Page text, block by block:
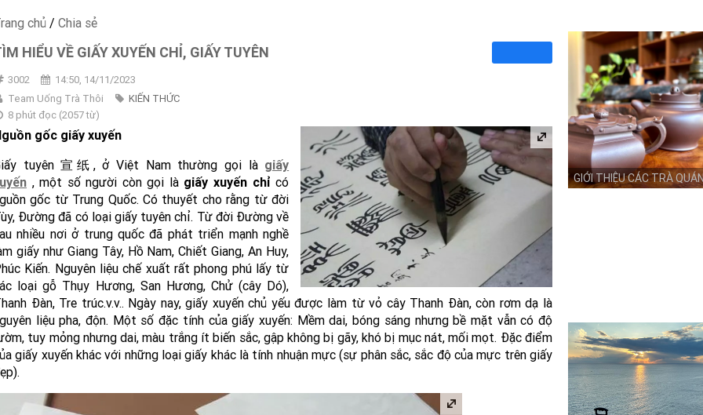
chủ / Chia sẻ
HIỂU VỀ GIẤY XUYẾN CHỈ, GIẤY TUYÊN
3002
14:50, 14/11/2023
Team Uống Trà Thôi
KIẾN THỨC
8 phút đọc(2057từ)
gốc giấy xuyến
tuyên 宣纸, ở Việt Nam thường gọi là giấy
, một số người còn gọi là giấy xuyến chỉ có
gốc từ Trung Quốc. Có thuyết cho rằng từ đời
Đường đã có loại giấy tuyên chỉ. Từ đời Đường về
nhiều nơi ở trung quốc đã phát triển mạnh nghề
giấy như Giang Tây, Hồ Nam, Chiết Giang, An Huy,
Kiến. Nguyên liệu chế xuất rất phong phú lấy từ
loại gỗ Thụy Hương, San Hương, Chử (cây Dó),
Đàn, Tre trúc.v.v.. Ngày nay, giấy xuyến chủ yếu được làm từ vỏ cây Thanh Đàn, còn rơm dạ là
liệu pha, độn. Một số đặc tính của giấy xuyến: Mềm dai, bóng sáng nhưng bề mặt vẫn có độ
tuy mỏng nhưng dai, màu trắng ít biến sắc, gập không bị gãy, khó bị mục nát, mối mọt. Đặc điểm
giấy xuyến khác với những loại giấy khác là tính nhuận mực (sự phân sắc, sắc độ của mực trên giấy
GIỚI THIỆU CÁC TRÀ